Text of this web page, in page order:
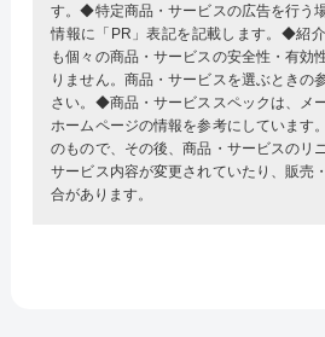
す。◆特定商品・サービスの広告を行う
情報に「PR」表記を記載します。◆紹
も個々の商品・サービスの安全性・有効
りません。商品・サービスを選ぶときの
さい。◆商品・サービススペックは、メ
ホームページの情報を参考にしています
のもので、その後、商品・サービスのリ
サービス内容が変更されていたり、販売
合があります。